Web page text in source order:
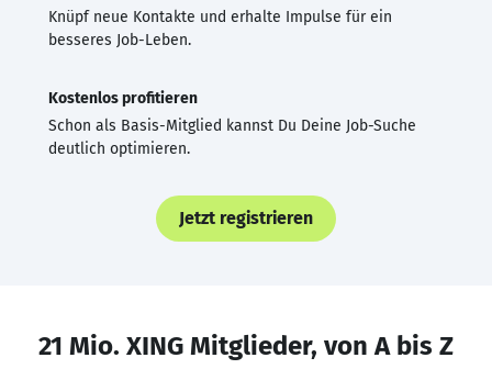
Knüpf neue Kontakte und erhalte Impulse für ein
besseres Job-Leben.
Kostenlos profitieren
Schon als Basis-Mitglied kannst Du Deine Job-Suche
deutlich optimieren.
Jetzt registrieren
21 Mio. XING Mitglieder, von A bis Z